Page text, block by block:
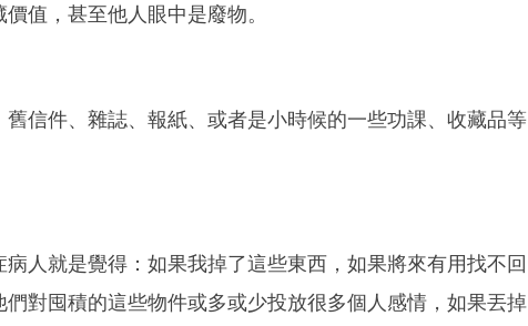
值，甚至他人眼中是廢物。
信件、雜誌、報紙、或者是小時候的一些功課、收藏品等
人就是覺得：如果我掉了這些東西，如果將來有用找不回
對囤積的這些物件或多或少投放很多個人感情，如果丟掉